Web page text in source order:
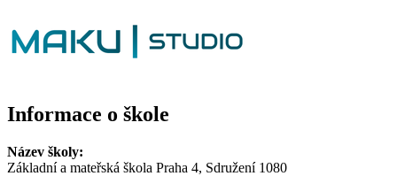
Informace o škole
Název školy:
Základní a mateřská škola Praha 4, Sdružení 1080